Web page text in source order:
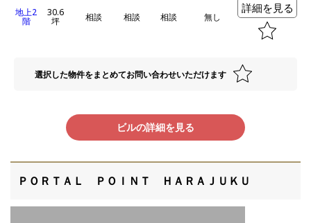
地上2
階
30.6
坪 相談 相談 相談 無し
詳細を見る
選択した物件をまとめてお問い合わせいただけます
ビルの詳細を見る
ＰＯＲＴＡＬ ＰＯＩＮＴ ＨＡＲＡＪＵＫＵ